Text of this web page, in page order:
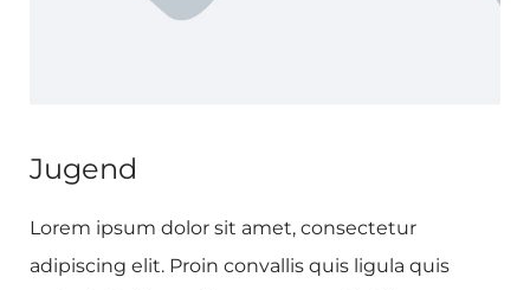
Jugend
Lorem ipsum dolor sit amet, consectetur
adipiscing elit. Proin convallis quis ligula quis